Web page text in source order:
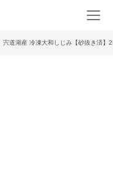
宍道湖産 冷凍大和しじみ【砂抜き済】